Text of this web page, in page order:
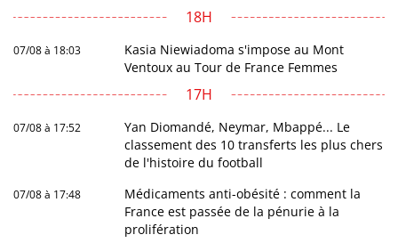
18H
07/08 à 18:03
Kasia Niewiadoma s'impose au Mont
Ventoux au Tour de France Femmes
17H
07/08 à 17:52
Yan Diomandé, Neymar, Mbappé... Le
classement des 10 transferts les plus chers
de l'histoire du football
07/08 à 17:48
Médicaments anti-obésité : comment la
France est passée de la pénurie à la
prolifération